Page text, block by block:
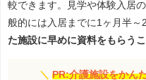
較できます。見学や体験入居
般的には入居までに1ヶ月半～
た施設に早めに資料をもらうこ
＼ PR:介護施設をかん